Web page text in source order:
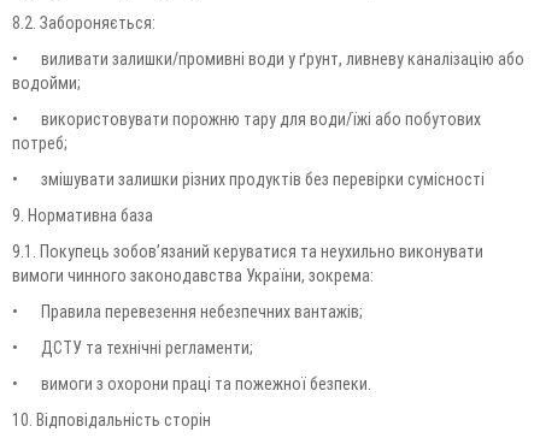
8.2. Забороняється:
•
виливати залишки/промивні води у ґрунт, ливневу каналізацію або
водойми;
•
використовувати порожню тару для води/їжі або побутових
потреб;
•
змішувати залишки різних продуктів без перевірки сумісності
9. Нормативна база
9.1. Покупець зобов’язаний керуватися та неухильно виконувати
вимоги чинного законодавства України, зокрема:
•
Правила перевезення небезпечних вантажів;
•
ДСТУ та технічні регламенти;
•
вимоги з охорони праці та пожежної безпеки.
10. Відповідальність сторін